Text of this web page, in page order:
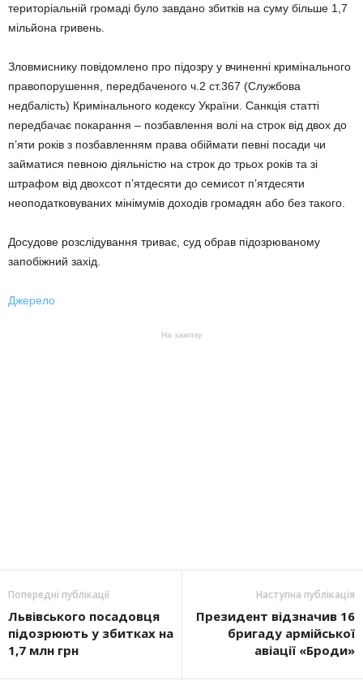
територіальній громаді було завдано збитків на суму більше 1,7
мільйона гривень.
Зловмиснику повідомлено про підозру у вчиненні кримінального
правопорушення, передбаченого ч.2 ст.367 (Службова
недбалість) Кримінального кодексу України. Санкція статті
передбачає покарання – позбавлення волі на строк від двох до
п’яти років з позбавленням права обіймати певні посади чи
займатися певною діяльністю на строк до трьох років та зі
штрафом від двохсот п’ятдесяти до семисот п’ятдесяти
неоподатковуваних мінімумів доходів громадян або без такого.
Досудове розслідування триває, суд обрав підозрюваному
запобіжний захід.
Джерело
На замітку
Попередні публікації
Львівського посадовця
підозрюють у збитках на
1,7 млн грн
Наступна публікація
Президент відзначив 16
бригаду армійської
авіації «Броди»